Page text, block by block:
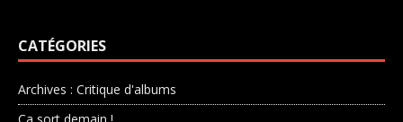
CATÉGORIES
Archives : Critique d'albums
Ca sort demain !